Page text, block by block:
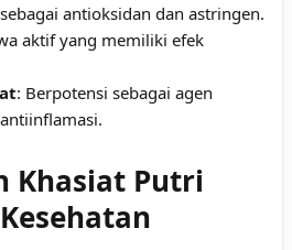
antioksidan dan astringen.
aktif yang memiliki efek
: Berpotensi sebagai agen
Khasiat Putri